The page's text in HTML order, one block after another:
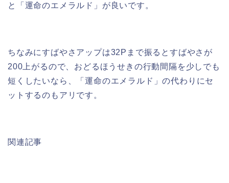
と「運命のエメラルド」が良いです。
ちなみにすばやさアップは32Pまで振るとすばやさが
200上がるので、おどるほうせきの行動間隔を少しでも
短くしたいなら、「運命のエメラルド」の代わりにセ
ットするのもアリです。
関連記事